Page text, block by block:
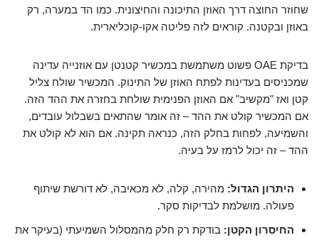
שחוזר החוצה דרך האוזן התיכונה והחיצונית. כמו הד במערה, רק
באוזן ובקטנה. קוראים לזה פליטה אקו-קוכליארית.
בדיקת OAE פשוט משתמשת במכשיר קטנטן עם אוזנייה עדינה
שמכניסים בעדינות לפתח האוזן של התינוק. המכשיר שולח צליל
קטן ואז "מקשיב" אם האוזן הפנימית שולחת בחזרה את ההד הזה.
אם המכשיר קולט את ההד – זה אומר שהתאים בשבלול עובדים,
והשמיעה, לפחות בחלק הזה, כנראה תקינה. אם הוא לא קולט את
ההד – זה יכול לרמז על בעיה.
היתרון הגדול: מהירה, קלה, לא מכאיבה, לא דורשת שיתוף
פעולה. מושלמת לבדיקות סקר.
החיסרון הקטן: בודקת רק חלק מהמסלול השמיעתי (בעיקר את